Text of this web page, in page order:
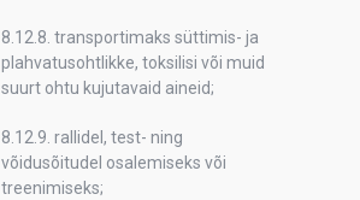
8.12.8. transportimaks süttimis- ja
plahvatusohtlikke, toksilisi või muid
suurt ohtu kujutavaid aineid;
8.12.9. rallidel, test- ning
võidusõitudel osalemiseks või
treenimiseks;